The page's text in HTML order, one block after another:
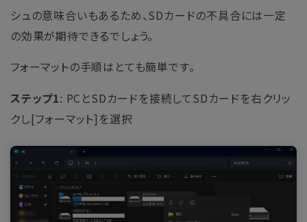
シュの意味合いもあるため、SDカードの不具合には一定
の効果が期待できるでしょう。
フォーマットの手順はとても簡単です。
ステップ1: PCとSDカードを接続してSDカードを右クリッ
クし[フォーマット]を選択